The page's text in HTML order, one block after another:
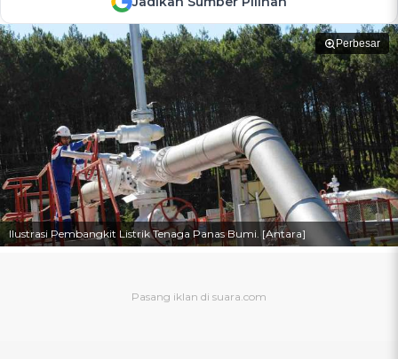
Perbesar
Ilustrasi Pembangkit Listrik Tenaga Panas Bumi. [Antara]